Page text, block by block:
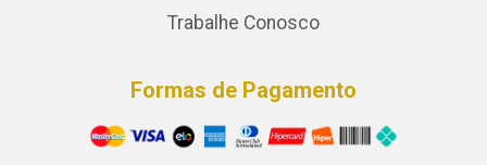
Trabalhe Conosco
Formas de Pagamento